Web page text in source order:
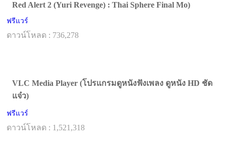
Red Alert 2 (Yuri Revenge) : Thai Sphere Final Mo)
ฟรีแวร์
ดาวน์โหลด : 736,278
VLC Media Player (โปรแกรมดูหนังฟังเพลง ดูหนัง HD ชัด
แจ๋ว)
ฟรีแวร์
ดาวน์โหลด : 1,521,318